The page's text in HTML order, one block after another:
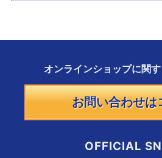
オンラインショップに関
お問い合わせは
OFFICIAL